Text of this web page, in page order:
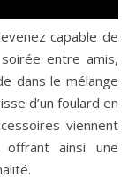
capable de
entre amis,
dans le mélange
d’un foulard en
viennent
ainsi une